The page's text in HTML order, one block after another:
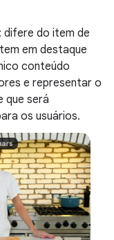
: difere do item de
em destaque
conteúdo
e representar o
que será
os usuários.